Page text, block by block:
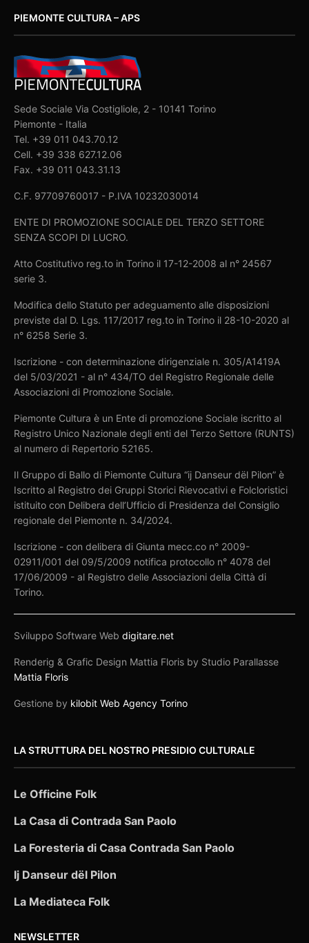
PIEMONTE CULTURA – APS
Sede Sociale Via Costigliole, 2 - 10141 Torino
Piemonte - Italia
Tel. +39 011 043.70.12
Cell. +39 338 627.12.06
Fax. +39 011 043.31.13
C.F. 97709760017 - P.IVA 10232030014
ENTE DI PROMOZIONE SOCIALE DEL TERZO SETTORE
SENZA SCOPI DI LUCRO.
Atto Costitutivo reg.to in Torino il 17-12-2008 al n° 24567
serie 3.
Modifica dello Statuto per adeguamento alle disposizioni
previste dal D. Lgs. 117/2017 reg.to in Torino il 28-10-2020 al
n° 6258 Serie 3.
Iscrizione - con determinazione dirigenziale n. 305/A1419A
del 5/03/2021 - al n° 434/TO del Registro Regionale delle
Associazioni di Promozione Sociale.
Piemonte Cultura è un Ente di promozione Sociale iscritto al
Registro Unico Nazionale degli enti del Terzo Settore (RUNTS)
al numero di Repertorio 52165.
Il Gruppo di Ballo di Piemonte Cultura “ij Danseur dël Pilon” è
Iscritto al Registro dei Gruppi Storici Rievocativi e Folcloristici
istituito con Delibera dell’Ufficio di Presidenza del Consiglio
regionale del Piemonte n. 34/2024.
Iscrizione - con delibera di Giunta mecc.co n° 2009-
02911/001 del 09/5/2009 notifica protocollo n° 4078 del
17/06/2009 - al Registro delle Associazioni della Città di
Torino.
Sviluppo Software Webdigitare.net
Renderig & Grafic Design Mattia Floris by Studio Parallasse
Mattia Floris
Gestione by kilobit Web Agency Torino
LA STRUTTURA DEL NOSTRO PRESIDIO CULTURALE
Le Officine Folk
La Casa di Contrada San Paolo
La Foresteria di Casa Contrada San Paolo
Ij Danseur dël Pilon
La Mediateca Folk
NEWSLETTER